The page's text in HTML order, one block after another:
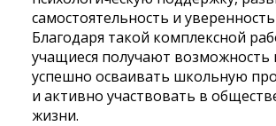
самостоятельность и уверенность
Благодаря такой комплексной
учащиеся получают возможность
успешно осваивать школьную
и активно участвовать в
жизни.